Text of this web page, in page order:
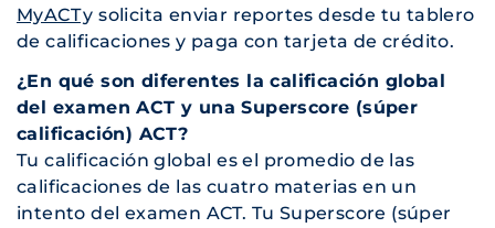
MyACTy solicita enviar reportes desde tu tablero
de calificaciones y paga con tarjeta de crédito.
¿En qué son diferentes la calificación global
del examen ACT y una Superscore (súper
calificación) ACT?
Tu calificación global es el promedio de las
calificaciones de las cuatro materias en un
intento del examen ACT. Tu Superscore (súper